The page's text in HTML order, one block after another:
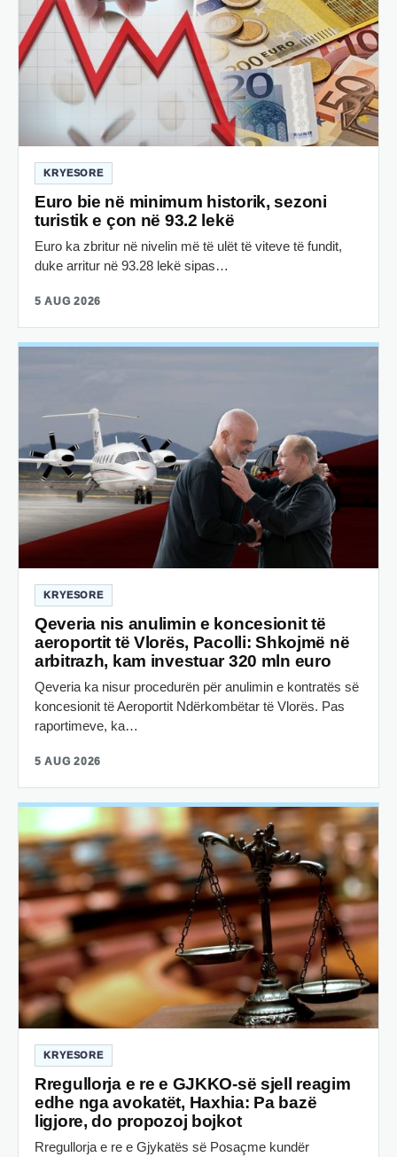
KRYESORE
Euro bie në minimum historik, sezoni
turistik e çon në 93.2 lekë
Euro ka zbritur në nivelin më të ulët të viteve të fundit,
duke arritur në 93.28 lekë sipas…
5 AUG 2026
KRYESORE
Qeveria nis anulimin e koncesionit të
aeroportit të Vlorës, Pacolli: Shkojmë në
arbitrazh, kam investuar 320 mln euro
Qeveria ka nisur procedurën për anulimin e kontratës së
koncesionit të Aeroportit Ndërkombëtar të Vlorës. Pas
raportimeve, ka…
5 AUG 2026
KRYESORE
Rregullorja e re e GJKKO-së sjell reagim
edhe nga avokatët, Haxhia: Pa bazë
ligjore, do propozoj bojkot
Rregullorja e re e Gjykatës së Posaçme kundër